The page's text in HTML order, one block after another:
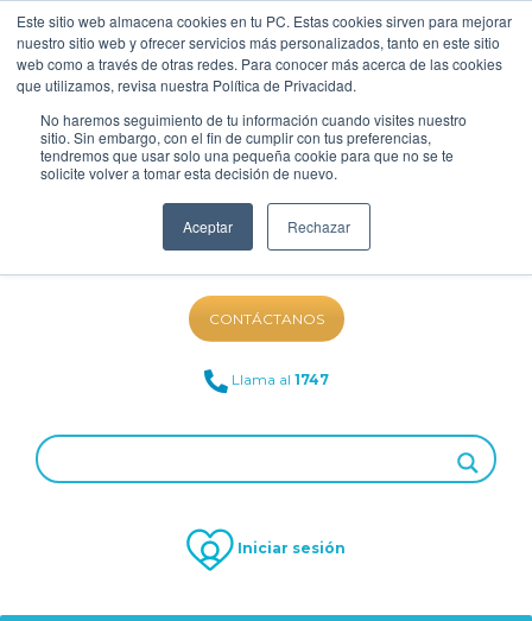
Este sitio web almacena cookies en tu PC. Estas cookies sirven para mejorar
nuestro sitio web y ofrecer servicios más personalizados, tanto en este sitio
web como a través de otras redes. Para conocer más acerca de las cookies
que utilizamos, revisa nuestra Política de Privacidad.
No haremos seguimiento de tu información cuando visites nuestro
sitio. Sin embargo, con el fin de cumplir con tus preferencias,
tendremos que usar solo una pequeña cookie para que no se te
solicite volver a tomar esta decisión de nuevo.
Aceptar Rechazar
NUESTRO BLOG
CONTÁCTANOS
Llama al 1747
Iniciar sesión